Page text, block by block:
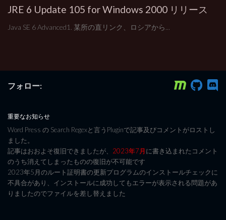
JRE 6 Update 105 for Windows 2000 リリース
Java SE 6 Advanced1. 某所の直リンク、ロシアから...
フォロー:
重要なお知らせ
Word Press の Search Regexと言うPluginで記事及びコメントがロストし
ました。
記事はおおよそ復旧できましたが、 2023年7月に書き込まれたコメント
のうち消えてしまったものの復旧が不可能です
2023年5月のルート証明書の更新プログラムのインストールチェックに
不具合があり、インストールに成功してもエラーが表示される問題があ
りましたのでファイルを差し替えました